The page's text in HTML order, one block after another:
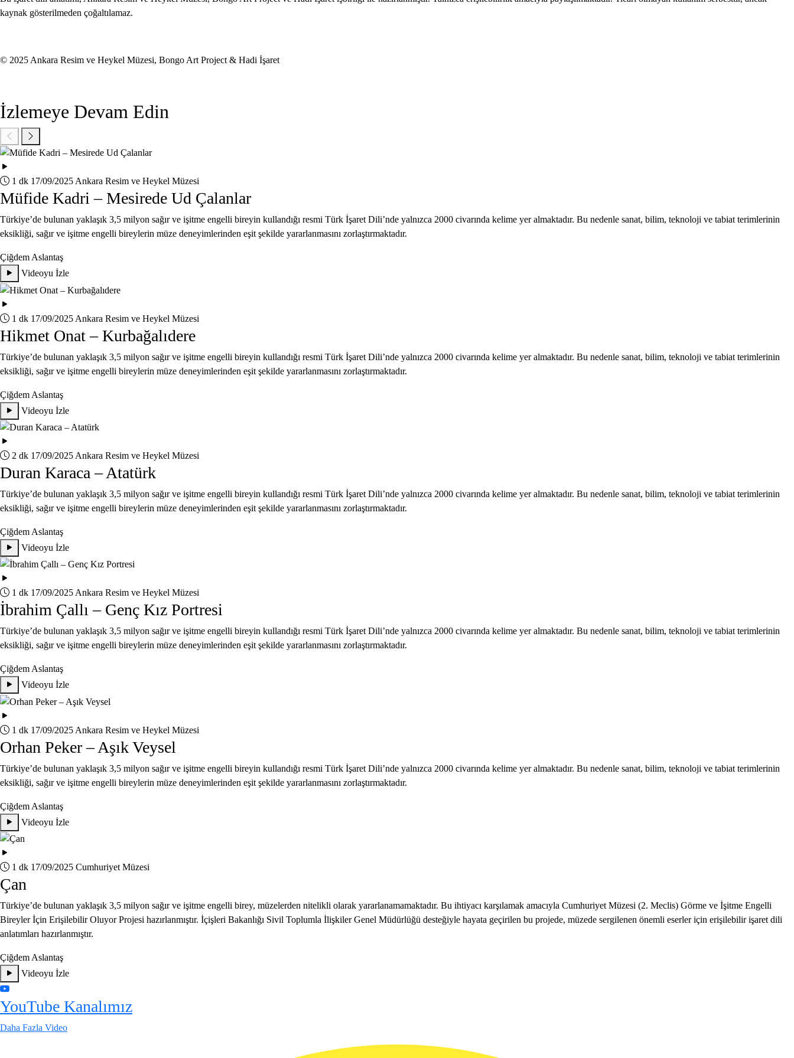
kaynak gösterilmeden çoğaltılamaz.
© 2025 Ankara Resim ve Heykel Müzesi, Bongo Art Project & Hadi İşaret
İzlemeye Devam Edin
1 dk 17/09/2025 Ankara Resim ve Heykel Müzesi
Müfide Kadri – Mesirede Ud Çalanlar
Türkiye’de bulunan yaklaşık 3,5 milyon sağır ve işitme engelli bireyin kullandığı resmi Türk İşaret Dili’nde yalnızca 2000 civarında kelime yer almaktadır. Bu nedenle sanat, bilim, teknoloji ve tabiat terimlerinin
eksikliği, sağır ve işitme engelli bireylerin müze deneyimlerinden eşit şekilde yararlanmasını zorlaştırmaktadır.
Çiğdem Aslantaş
Videoyu İzle
1 dk 17/09/2025 Ankara Resim ve Heykel Müzesi
Hikmet Onat – Kurbağalıdere
Türkiye’de bulunan yaklaşık 3,5 milyon sağır ve işitme engelli bireyin kullandığı resmi Türk İşaret Dili’nde yalnızca 2000 civarında kelime yer almaktadır. Bu nedenle sanat, bilim, teknoloji ve tabiat terimlerinin
eksikliği, sağır ve işitme engelli bireylerin müze deneyimlerinden eşit şekilde yararlanmasını zorlaştırmaktadır.
Çiğdem Aslantaş
Videoyu İzle
2 dk 17/09/2025 Ankara Resim ve Heykel Müzesi
Duran Karaca – Atatürk
Türkiye’de bulunan yaklaşık 3,5 milyon sağır ve işitme engelli bireyin kullandığı resmi Türk İşaret Dili’nde yalnızca 2000 civarında kelime yer almaktadır. Bu nedenle sanat, bilim, teknoloji ve tabiat terimlerinin
eksikliği, sağır ve işitme engelli bireylerin müze deneyimlerinden eşit şekilde yararlanmasını zorlaştırmaktadır.
Çiğdem Aslantaş
Videoyu İzle
1 dk 17/09/2025 Ankara Resim ve Heykel Müzesi
İbrahim Çallı – Genç Kız Portresi
Türkiye’de bulunan yaklaşık 3,5 milyon sağır ve işitme engelli bireyin kullandığı resmi Türk İşaret Dili’nde yalnızca 2000 civarında kelime yer almaktadır. Bu nedenle sanat, bilim, teknoloji ve tabiat terimlerinin
eksikliği, sağır ve işitme engelli bireylerin müze deneyimlerinden eşit şekilde yararlanmasını zorlaştırmaktadır.
Çiğdem Aslantaş
Videoyu İzle
1 dk 17/09/2025 Ankara Resim ve Heykel Müzesi
Orhan Peker – Aşık Veysel
Türkiye’de bulunan yaklaşık 3,5 milyon sağır ve işitme engelli bireyin kullandığı resmi Türk İşaret Dili’nde yalnızca 2000 civarında kelime yer almaktadır. Bu nedenle sanat, bilim, teknoloji ve tabiat terimlerinin
eksikliği, sağır ve işitme engelli bireylerin müze deneyimlerinden eşit şekilde yararlanmasını zorlaştırmaktadır.
Çiğdem Aslantaş
Videoyu İzle
1 dk 17/09/2025 Cumhuriyet Müzesi
Çan
Türkiye’de bulunan yaklaşık 3,5 milyon sağır ve işitme engelli birey, müzelerden nitelikli olarak yararlanamamaktadır. Bu ihtiyacı karşılamak amacıyla Cumhuriyet Müzesi (2. Meclis) Görme ve İşitme Engelli
Bireyler İçin Erişilebilir Oluyor Projesi hazırlanmıştır. İçişleri Bakanlığı Sivil Toplumla İlişkiler Genel Müdürlüğü desteğiyle hayata geçirilen bu projede, müzede sergilenen önemli eserler için erişilebilir işaret dili
anlatımları hazırlanmıştır.
Çiğdem Aslantaş
Videoyu İzle
YouTube Kanalımız
Daha Fazla Video